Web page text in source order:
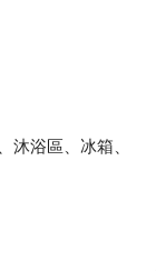
沐浴區、冰箱、